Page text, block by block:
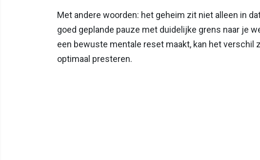
Met andere woorden: het geheim zit niet alleen in
goed geplande pauze met duidelijke grens naar je
een bewuste mentale reset maakt, kan het verschil
optimaal presteren.